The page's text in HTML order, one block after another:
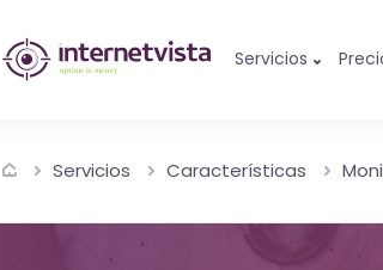
Monitorización
internetvista
Servicios
Servicios Características